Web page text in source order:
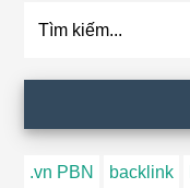
.vn PBN backlink